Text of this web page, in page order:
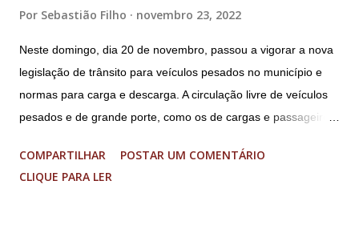
Por Sebastião Filho novembro 23, 2022
Neste domingo, dia 20 de novembro, passou a vigorar a nova
legislação de trânsito para veículos pesados no município e
normas para carga e descarga. A circulação livre de veículos
pesados e de grande porte, como os de cargas e passageiros
Tijuco (com total liberdade apenas no Colônia). No centro
histórico e área restrita à circulação de veículos cujo peso
COMPARTILHAR
POSTAR UM COMENTÁRIO
CLIQUE PARA LER